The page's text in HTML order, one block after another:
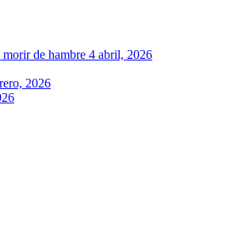
de hambre 4 abril, 2026
2026